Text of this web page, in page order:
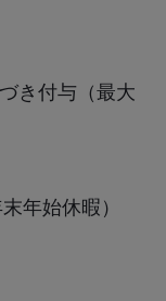
き付与（最大
年始休暇）